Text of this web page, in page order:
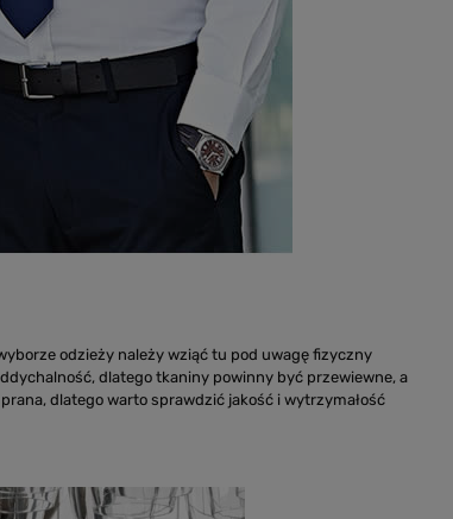
odzieży należy wziąć tu pod uwagę fizyczny
dlatego tkaniny powinny być przewiewne, a
dlatego warto sprawdzić jakość i wytrzymałość